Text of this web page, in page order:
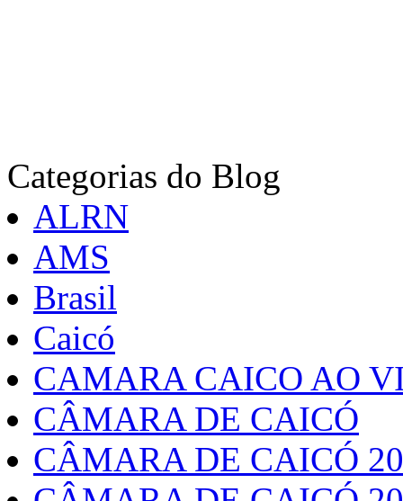
Categorias do Blog
ALRN
AMS
Brasil
Caicó
CAMARA CAICO AO
CÂMARA DE CAICÓ
CÂMARA DE CAICÓ